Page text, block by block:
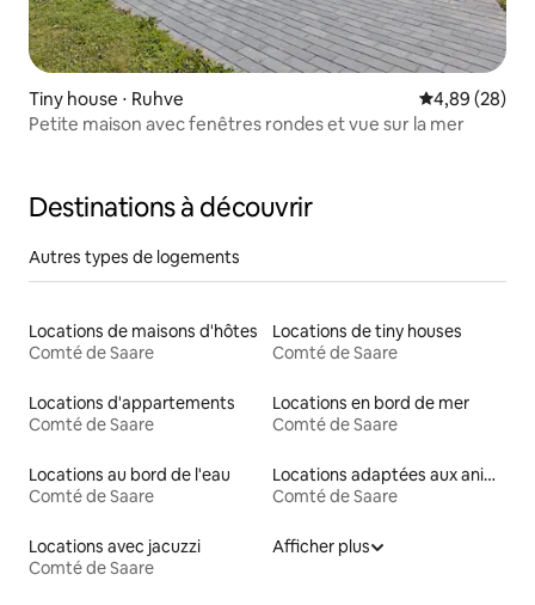
Tiny house ⋅ Ruhve Évaluation
4,89 (28)
Petite maison avec fenêtres rondes et vue sur la mer
Destinations à découvrir
Autres types de logements
Locations de maisons d'hôtes
Comté de Saare
Locations de tiny houses
Comté de Saare
Locations d'appartements
Comté de Saare
Locations en bord de mer
Comté de Saare
Locations au bord de l'eau
Comté de Saare
Locations adaptées aux animaux
Comté de Saare
Locations avec jacuzzi
Comté de Saare
Afficher plus